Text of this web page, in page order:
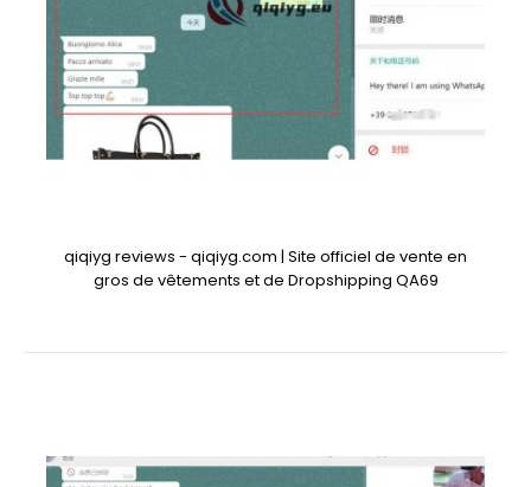
qiqiyg reviews - qiqiyg.com | Site officiel de vente en
gros de vêtements et de Dropshipping QA69